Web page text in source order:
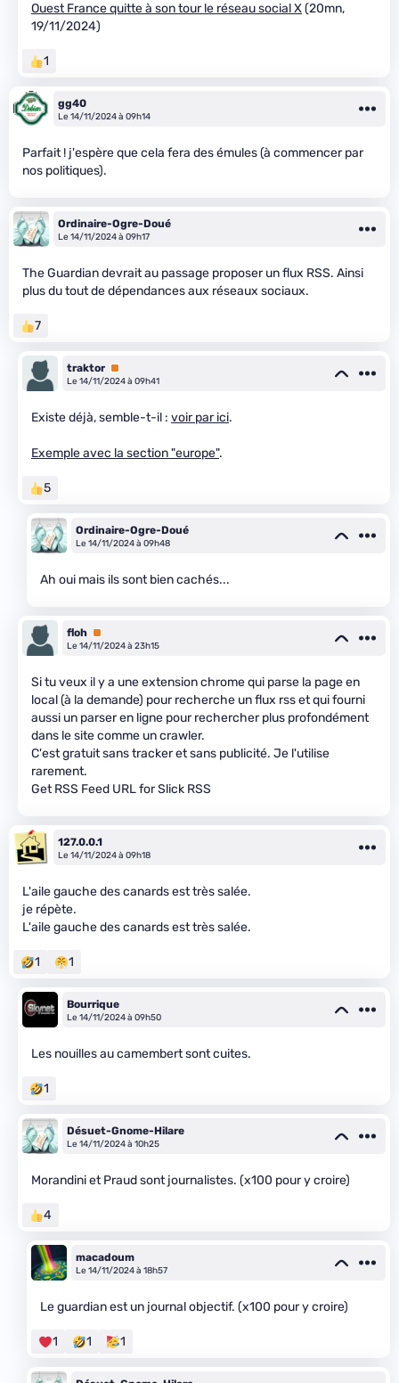
Ouest France quitte à son tour le réseau social X(20mn,
19/11/2024)
1
gg40
Le 14/11/2024 à 09h14
Parfait ! j'espère que cela fera des émules (à commencer par
nos politiques).
Ordinaire-Ogre-Doué
Le 14/11/2024 à 09h17
The Guardian devrait au passage proposer un flux RSS. Ainsi
plus du tout de dépendances aux réseaux sociaux.
7
traktor Premium
Le 14/11/2024 à 09h41
Existe déjà, semble-t-il : voir par ici.
Exemple avec la section "europe".
5
Ordinaire-Ogre-Doué
Le 14/11/2024 à 09h48
Ah oui mais ils sont bien cachés...
floh Premium
Le 14/11/2024 à 23h15
Si tu veux il y a une extension chrome qui parse la page en
local (à la demande) pour recherche un flux rss et qui fourni
aussi un parser en ligne pour rechercher plus profondément
dans le site comme un crawler.
C'est gratuit sans tracker et sans publicité. Je l'utilise
rarement.
Get RSS Feed URL for Slick RSS
127.0.0.1
Le 14/11/2024 à 09h18
L'aile gauche des canards est très salée.
je répète.
L'aile gauche des canards est très salée.
1 1
Bourrique
Le 14/11/2024 à 09h50
Les nouilles au camembert sont cuites.
1
Désuet-Gnome-Hilare
Le 14/11/2024 à 10h25
Morandini et Praud sont journalistes. (x100 pour y croire)
4
macadoum
Le 14/11/2024 à 18h57
Le guardian est un journal objectif. (x100 pour y croire)
1 1 1